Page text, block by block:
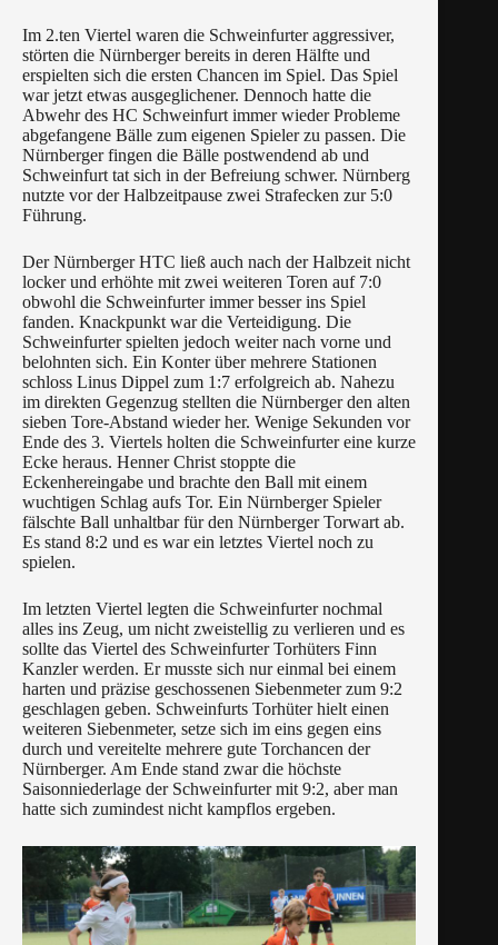
Im 2.ten Viertel waren die Schweinfurter aggressiver,
störten die Nürnberger bereits in deren Hälfte und
erspielten sich die ersten Chancen im Spiel. Das Spiel
war jetzt etwas ausgeglichener. Dennoch hatte die
Abwehr des HC Schweinfurt immer wieder Probleme
abgefangene Bälle zum eigenen Spieler zu passen. Die
Nürnberger fingen die Bälle postwendend ab und
Schweinfurt tat sich in der Befreiung schwer. Nürnberg
nutzte vor der Halbzeitpause zwei Strafecken zur 5:0
Führung.
Der Nürnberger HTC ließ auch nach der Halbzeit nicht
locker und erhöhte mit zwei weiteren Toren auf 7:0
obwohl die Schweinfurter immer besser ins Spiel
fanden. Knackpunkt war die Verteidigung. Die
Schweinfurter spielten jedoch weiter nach vorne und
belohnten sich. Ein Konter über mehrere Stationen
schloss Linus Dippel zum 1:7 erfolgreich ab. Nahezu
im direkten Gegenzug stellten die Nürnberger den alten
sieben Tore-Abstand wieder her. Wenige Sekunden vor
Ende des 3. Viertels holten die Schweinfurter eine kurze
Ecke heraus. Henner Christ stoppte die
Eckenhereingabe und brachte den Ball mit einem
wuchtigen Schlag aufs Tor. Ein Nürnberger Spieler
fälschte Ball unhaltbar für den Nürnberger Torwart ab.
Es stand 8:2 und es war ein letztes Viertel noch zu
spielen.
Im letzten Viertel legten die Schweinfurter nochmal
alles ins Zeug, um nicht zweistellig zu verlieren und es
sollte das Viertel des Schweinfurter Torhüters Finn
Kanzler werden. Er musste sich nur einmal bei einem
harten und präzise geschossenen Siebenmeter zum 9:2
geschlagen geben. Schweinfurts Torhüter hielt einen
weiteren Siebenmeter, setze sich im eins gegen eins
durch und vereitelte mehrere gute Torchancen der
Nürnberger. Am Ende stand zwar die höchste
Saisonniederlage der Schweinfurter mit 9:2, aber man
hatte sich zumindest nicht kampflos ergeben.